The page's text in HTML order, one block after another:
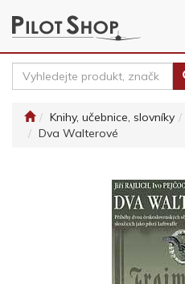
Knihy, učebnice, slovníky
Dva Walterové